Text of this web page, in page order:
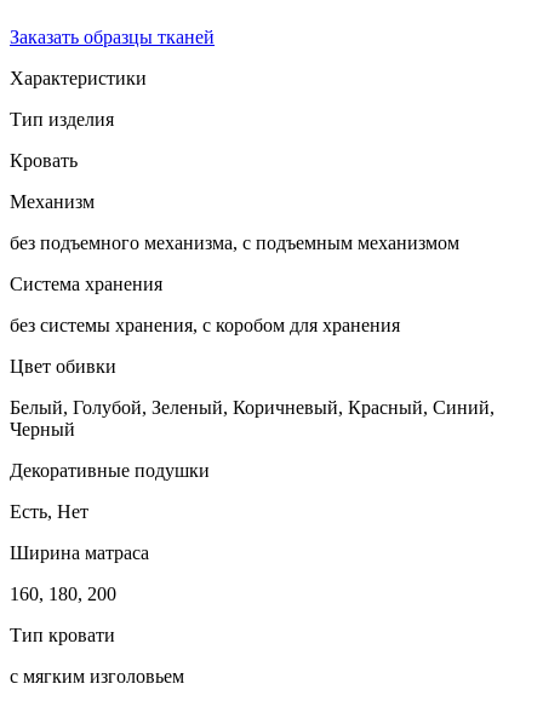
Заказать образцы тканей
Характеристики
Тип изделия
Кровать
Механизм
без подъемного механизма, с подъемным механизмом
Система хранения
без системы хранения, с коробом для хранения
Цвет обивки
Белый, Голубой, Зеленый, Коричневый, Красный, Синий,
Черный
Декоративные подушки
Есть, Нет
Ширина матраса
160, 180, 200
Тип кровати
с мягким изголовьем